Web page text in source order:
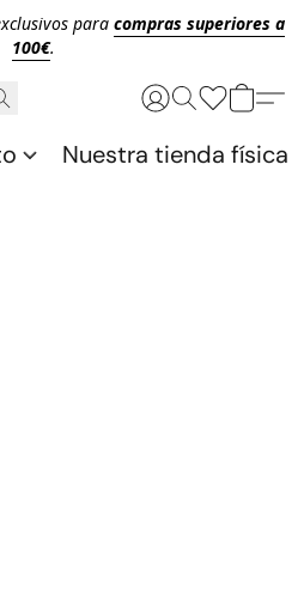
para compras superiores a
100€.
Nuestra tienda física